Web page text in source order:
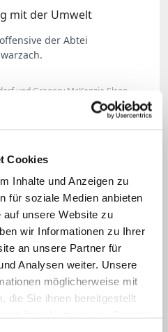
Cookies
Inhalte und Anzeigen zu
für soziale Medien anbieten
unsere Website zu
wir Informationen zu Ihrer
an unsere Partner für
Analysen weiter. Unsere
möglicherweise mit
die Sie ihnen bereitgestellt
mit der Umwelt
der Abtei
und Gregory McKenzie Elson
zaghafte und
in den westlichen
Christen nicht kalt
gelte für die
in
zeigte sich